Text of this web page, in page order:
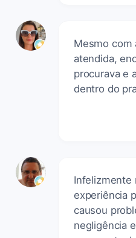
Mesmo com
atendida,
procurava e
dentro do
Infelizmente
experiência
causou
negligência